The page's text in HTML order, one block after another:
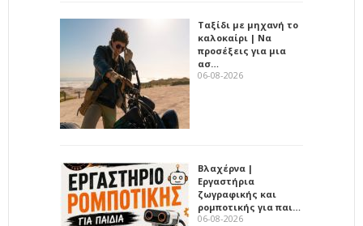
Ταξίδι με μηχανή το
καλοκαίρι | Να
προσέξεις για μια
ασ…
06-08-2026
Βλαχέρνα |
Εργαστήρια
ζωγραφικής και
ρομποτικής για παι…
06-08-2026